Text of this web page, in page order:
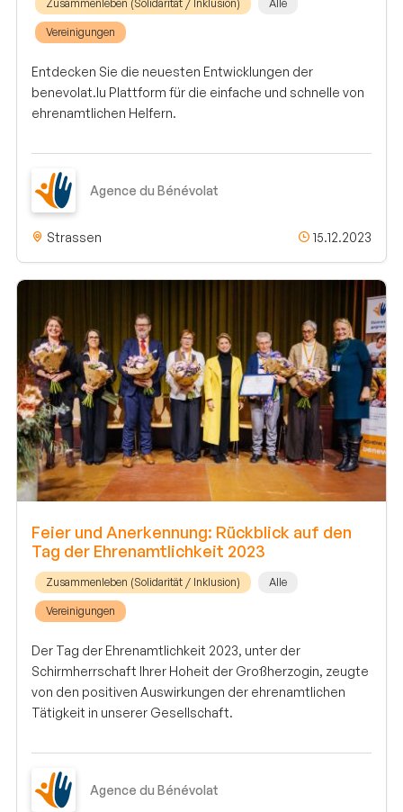
Zusammenleben (Solidarität / Inklusion) Alle
Vereinigungen
Entdecken Sie die neuesten Entwicklungen der
benevolat.lu Plattform für die einfache und schnelle von
ehrenamtlichen Helfern.
Agence du Bénévolat
Strassen 15.12.2023
Feier und Anerkennung: Rückblick auf den
Tag der Ehrenamtlichkeit 2023
Zusammenleben (Solidarität / Inklusion) Alle
Vereinigungen
Der Tag der Ehrenamtlichkeit 2023, unter der
Schirmherrschaft Ihrer Hoheit der Großherzogin, zeugte
von den positiven Auswirkungen der ehrenamtlichen
Tätigkeit in unserer Gesellschaft.
Agence du Bénévolat